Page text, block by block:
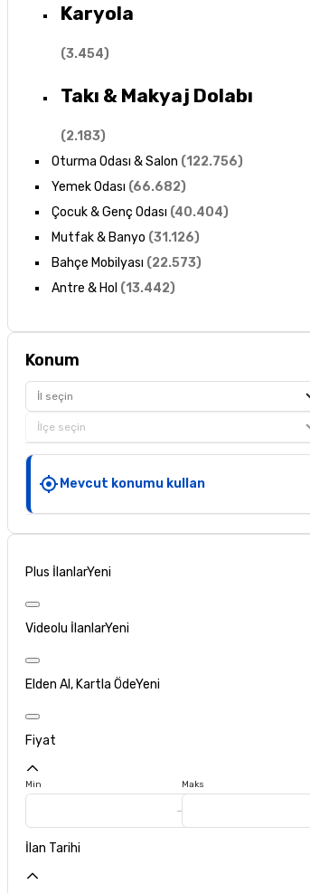
Karyola
(3.454)
Takı & Makyaj Dolabı
(2.183)
Oturma Odası & Salon (122.756)
Yemek Odası (66.682)
Çocuk & Genç Odası (40.404)
Mutfak & Banyo (31.126)
Bahçe Mobilyası (22.573)
Antre & Hol (13.442)
Konum
İl seçin
İlçe seçin
Mevcut konumu kullan
Plus İlanlarYeni
Videolu İlanlarYeni
Elden Al, Kartla ÖdeYeni
Fiyat
Min Maks
İlan Tarihi